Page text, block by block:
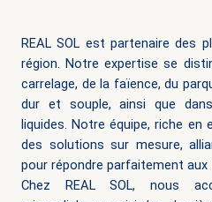
REAL SOL est partenaire des
région. Notre expertise se
carrelage, de la faïence, du
dur et souple, ainsi que
liquides. Notre équipe, riche en
des solutions sur mesure,
pour répondre parfaitement aux
Chez REAL SOL, nous